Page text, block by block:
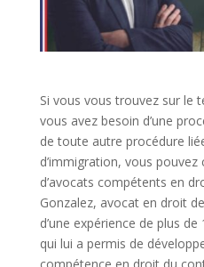
Si vous vous trouvez sur le
vous avez besoin d’une
de toute autre procédure
d’immigration, vous
d’avocats compétents en
Gonzalez, avocat en droit
d’une expérience de plus
qui lui a permis de